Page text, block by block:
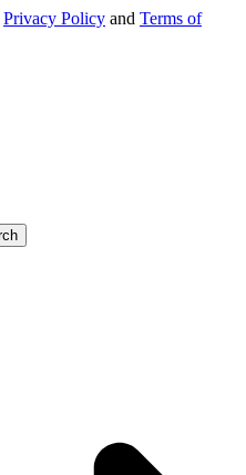
Privacy Policy and Terms of